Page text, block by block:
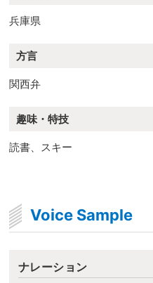
兵庫県
方言
関西弁
趣味・特技
読書、スキー
Voice Sample
ナレーション